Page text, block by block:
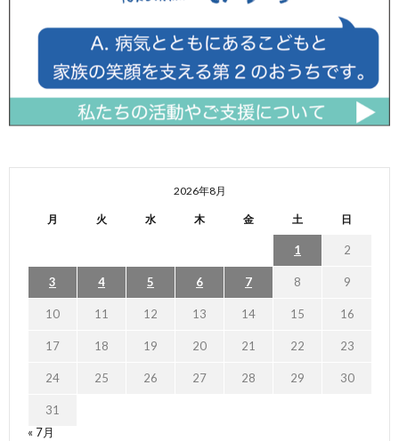
2026年8月
月 火 水 木 金 土 日
1 2
3 4 5 6 7 8 9
10 11 12 13 14 15 16
17 18 19 20 21 22 23
24 25 26 27 28 29 30
31
« 7月